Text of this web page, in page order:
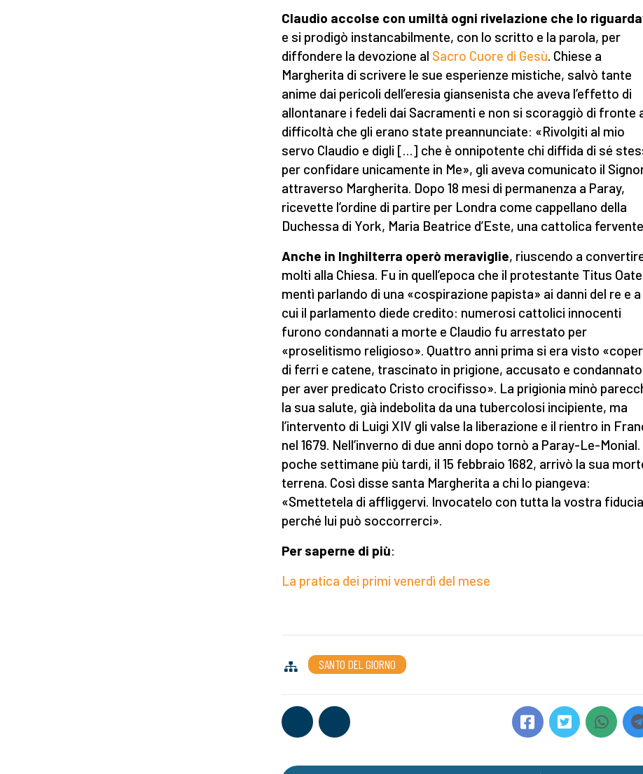
Claudio accolse con umiltà ogni rivelazione che lo
e si prodigò instancabilmente, con lo scritto e la parola, per
diffondere la devozione al Sacro Cuore di Gesù. Chiese a
Margherita di scrivere le sue esperienze mistiche, salvò tante
anime dai pericoli dell’eresia giansenista che aveva l’effetto di
allontanare i fedeli dai Sacramenti e non si scoraggiò di fronte
difficoltà che gli erano state preannunciate: «Rivolgiti al mio
servo Claudio e digli […] che è onnipotente chi diffida di sé
per confidare unicamente in Me», gli aveva comunicato il
attraverso Margherita. Dopo 18 mesi di permanenza a Paray,
ricevette l’ordine di partire per Londra come cappellano della
Duchessa di York, Maria Beatrice d’Este, una cattolica
Anche in Inghilterra operò meraviglie, riuscendo a
molti alla Chiesa. Fu in quell’epoca che il protestante Titus
mentì parlando di una «cospirazione papista» ai danni del re e a
cui il parlamento diede credito: numerosi cattolici innocenti
furono condannati a morte e Claudio fu arrestato per
«proselitismo religioso». Quattro anni prima si era visto
di ferri e catene, trascinato in prigione, accusato e condannato
per aver predicato Cristo crocifisso». La prigionia minò
la sua salute, già indebolita da una tubercolosi incipiente, ma
l’intervento di Luigi XIV gli valse la liberazione e il rientro in
nel 1679. Nell’inverno di due anni dopo tornò a Paray-Le-Monial.
poche settimane più tardi, il 15 febbraio 1682, arrivò la sua
terrena. Così disse santa Margherita a chi lo piangeva:
«Smettetela di affliggervi. Invocatelo con tutta la vostra
perché lui può soccorrerci».
Per saperne di più:
La pratica dei primi venerdì del mese
SANTO DEL GIORNO